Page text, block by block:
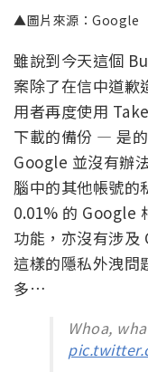
▲圖片來源：Google
雖說到今天這個
案除了在信中道歉
用者再度使用
下載的備份 — 是
Google 並沒有辦
腦中的其他帳號的
0.01% 的 Google
功能，亦沒有涉及
這樣的隱私外洩問
多…
Whoa,